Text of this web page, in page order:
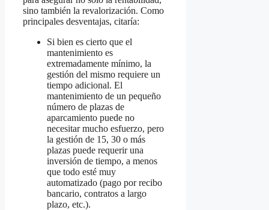
sino también la revalorización. Como
principales desventajas, citaría:
Si bien es cierto que el
mantenimiento es
extremadamente mínimo, la
gestión del mismo requiere un
tiempo adicional. El
mantenimiento de un pequeño
número de plazas de
aparcamiento puede no
necesitar mucho esfuerzo, pero
la gestión de 15, 30 o más
plazas puede requerir una
inversión de tiempo, a menos
que todo esté muy
automatizado (pago por recibo
bancario, contratos a largo
plazo, etc.).